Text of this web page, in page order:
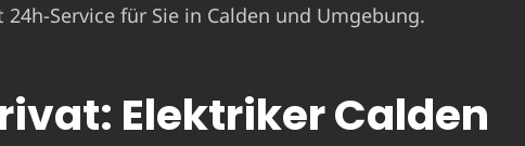
Service für Sie in Calden und Umgebung.
Elektriker Calden